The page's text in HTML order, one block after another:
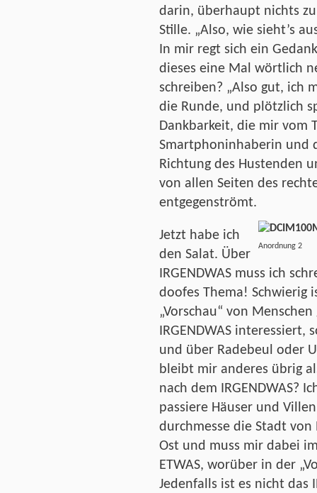
darin, überhaupt nichts
Stille. „Also, wie sieht’s
In mir regt sich ein
dieses eine Mal wörtlich
schreiben? „Also gut, ich
die Runde, und plötzlich
Dankbarkeit, die mir vom
Smartphoninhaberin und
Richtung des Hustenden
von allen Seiten des
entgegenströmt.
Jetzt habe ich
den Salat. Über
IRGENDWAS muss ich
doofes Thema! Schwierig
„Vorschau“ von
IRGENDWAS
und über Radebeul oder
bleibt mir anderes übrig
nach dem IRGENDWAS?
passiere Häuser und
durchmesse die Stadt
Ost und muss mir dabei
ETWAS, worüber in der
Jedenfalls ist es nicht das